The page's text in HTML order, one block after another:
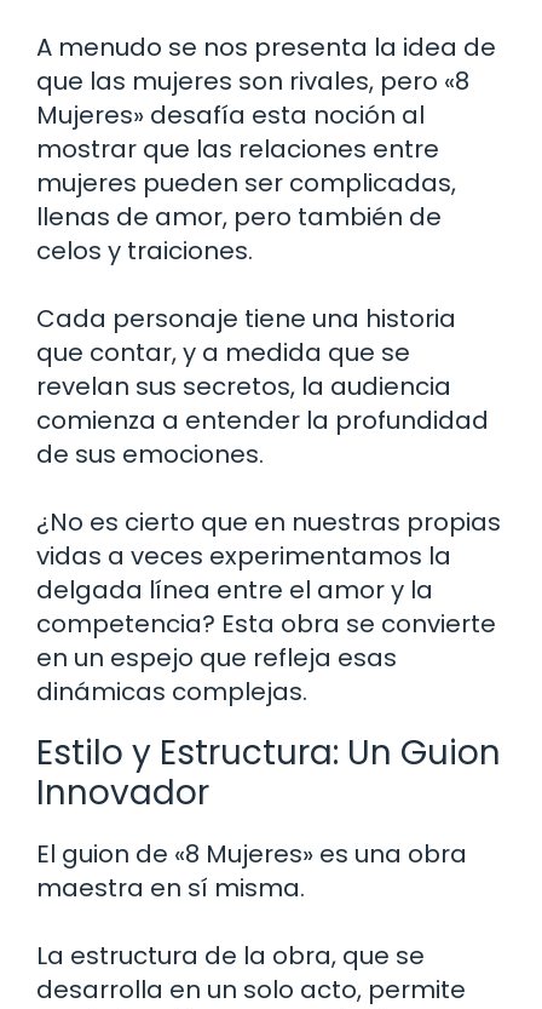
A menudo se nos presenta la idea de
que las mujeres son rivales, pero «8
Mujeres» desafía esta noción al
mostrar que las relaciones entre
mujeres pueden ser complicadas,
llenas de amor, pero también de
celos y traiciones.
Cada personaje tiene una historia
que contar, y a medida que se
revelan sus secretos, la audiencia
comienza a entender la profundidad
de sus emociones.
¿No es cierto que en nuestras propias
vidas a veces experimentamos la
delgada línea entre el amor y la
competencia? Esta obra se convierte
en un espejo que refleja esas
dinámicas complejas.
Estilo y Estructura: Un Guion
Innovador
El guion de «8 Mujeres» es una obra
maestra en sí misma.
La estructura de la obra, que se
desarrolla en un solo acto, permite